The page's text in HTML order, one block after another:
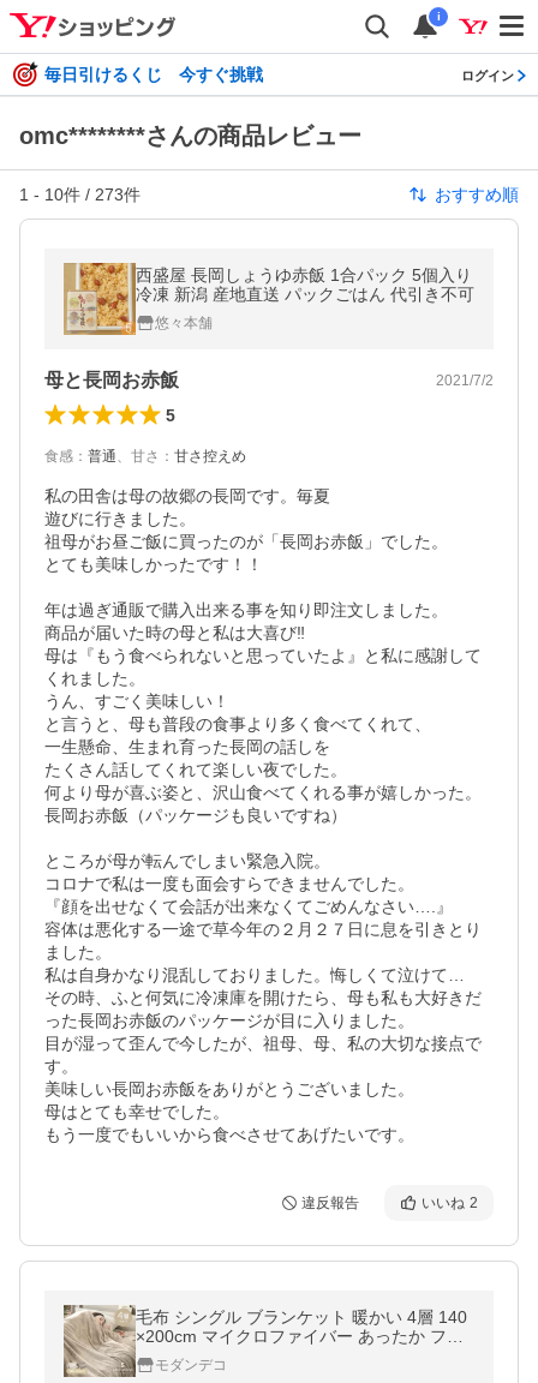
i
毎日引けるくじ 今すぐ挑戦 ログイン
omc********さんの商品レビュー
1 - 10件 / 273件 おすすめ順
西盛屋 長岡しょうゆ赤飯 1合パック 5個入り
冷凍 新潟 産地直送 パックごはん 代引き不可
悠々本舗
母と長岡お赤飯 2021/7/2
5
食感 ： 普通、 甘さ ： 甘さ控えめ
私の田舎は母の故郷の長岡です。毎夏
遊びに行きました。
祖母がお昼ご飯に買ったのが「長岡お赤飯」でした。
とても美味しかったです！！
年は過ぎ通販で購入出来る事を知り即注文しました。
商品が届いた時の母と私は大喜び‼︎
母は『もう食べられないと思っていたよ』と私に感謝して
くれました。
うん、すごく美味しい！
と言うと、母も普段の食事より多く食べてくれて、
一生懸命、生まれ育った長岡の話しを
たくさん話してくれて楽しい夜でした。
何より母が喜ぶ姿と、沢山食べてくれる事が嬉しかった。
長岡お赤飯（パッケージも良いですね）
ところが母が転んでしまい緊急入院。
コロナで私は一度も面会すらできませんでした。
『顔を出せなくて会話が出来なくてごめんなさい….』
容体は悪化する一途で草今年の２月２７日に息を引きとり
ました。
私は自身かなり混乱しておりました。悔しくて泣けて…
その時、ふと何気に冷凍庫を開けたら、母も私も大好きだ
った長岡お赤飯のパッケージが目に入りました。
目が湿って歪んで今したが、祖母、母、私の大切な接点で
す。
美味しい長岡お赤飯をありがとうございました。
母はとても幸せでした。
もう一度でもいいから食べさせてあげたいです。
違反報告 いいね 2
毛布 シングル ブランケット 暖かい 4層 140
×200cm マイクロファイバー あったか フラ
ンネル ひざ掛け 膝掛け 掛け毛布暖かい 発熱
モダンデコ